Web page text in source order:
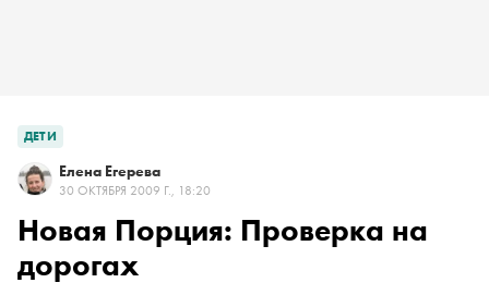
ДЕТИ
Елена Егерева
30 ОКТЯБРЯ 2009 Г., 18:20
Новая Порция: Проверка на
дорогах